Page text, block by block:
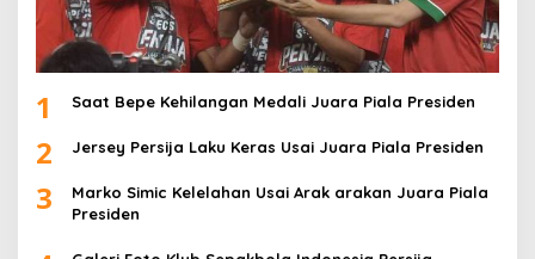
1 Saat Bepe Kehilangan Medali Juara Piala Presiden
2 Jersey Persija Laku Keras Usai Juara Piala Presiden
3
Marko Simic Kelelahan Usai Arak arakan Juara Piala
Presiden